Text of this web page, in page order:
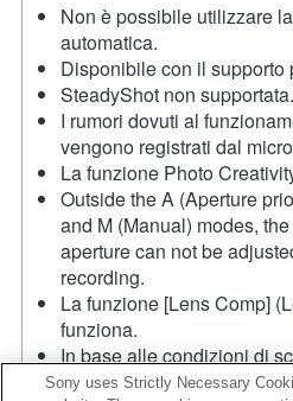
Non è possibile utilizzare
automatica.
Disponibile con il supporto
SteadyShot non supportata.
I rumori dovuti al
vengono registrati dal
La funzione Photo
Outside the A (Aperture
and M (Manual) modes,
aperture can not be
recording.
La funzione [Lens Comp]
funziona.
In base alle condizioni di
dell'immagine potrebbe non
Sony uses Strictly Necessary